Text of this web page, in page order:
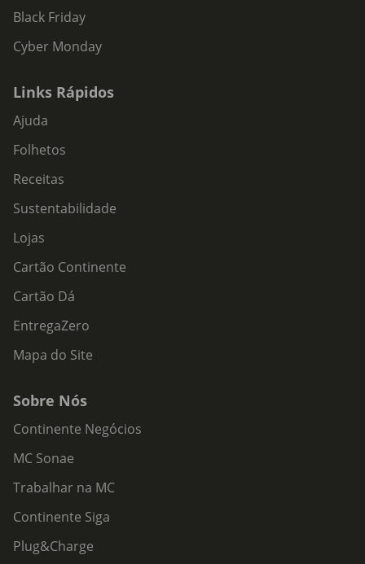
Black Friday
Cyber Monday
Links Rápidos
Ajuda
Folhetos
Receitas
Sustentabilidade
Lojas
Cartão Continente
Cartão Dá
EntregaZero
Mapa do Site
Sobre Nós
Continente Negócios
MC Sonae
Trabalhar na MC
Continente Siga
Plug&Charge